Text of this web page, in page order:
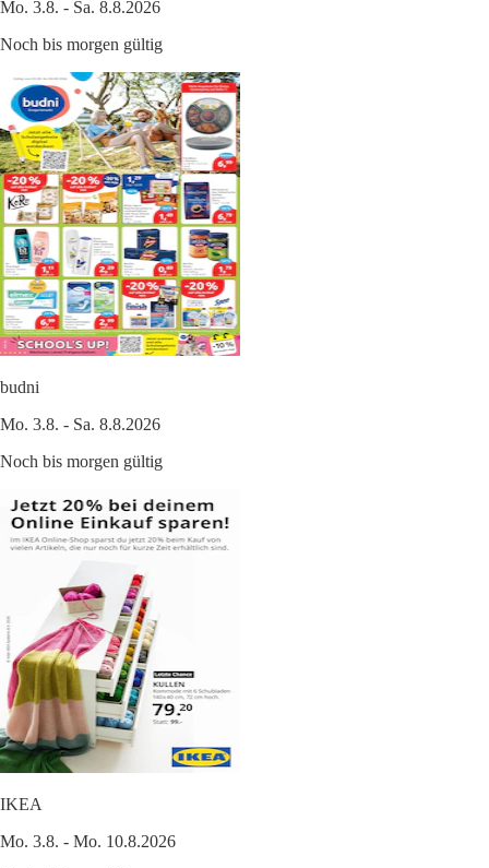
Mo. 3.8. - Sa. 8.8.2026
Noch bis morgen gültig
budni
Mo. 3.8. - Sa. 8.8.2026
Noch bis morgen gültig
IKEA
Mo. 3.8. - Mo. 10.8.2026